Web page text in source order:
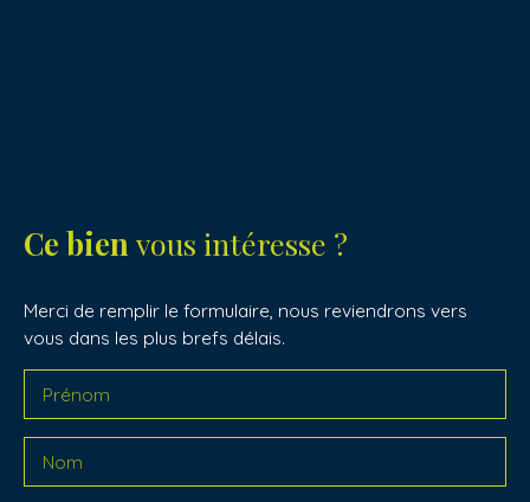
Ce bien vous intéresse ?
Merci de remplir le formulaire, nous reviendrons vers
vous dans les plus brefs délais.
Prénom
Nom